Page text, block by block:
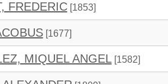
FREDERIC[1853]
[1677]
MIQUEL ANGEL[1582]